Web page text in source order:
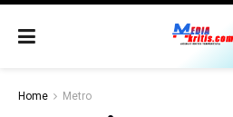
Home Metro